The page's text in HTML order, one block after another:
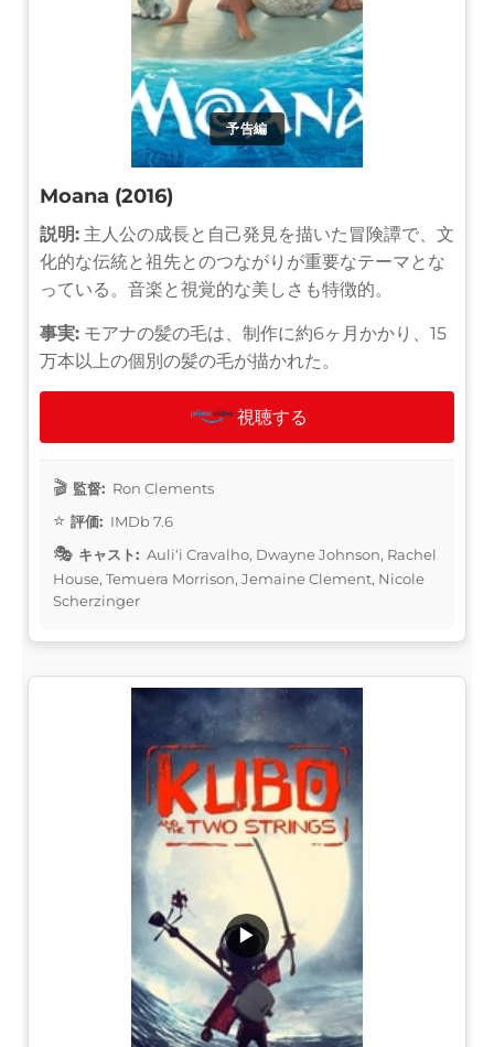
予告編
Moana (2016)
説明: 主人公の成長と自己発見を描いた冒険譚で、文
化的な伝統と祖先とのつながりが重要なテーマとな
っている。音楽と視覚的な美しさも特徴的。
事実: モアナの髪の毛は、制作に約6ヶ月かかり、15
万本以上の個別の髪の毛が描かれた。
視聴する
監督: Ron Clements
評価: IMDb 7.6
キャスト: Auliʻi Cravalho, Dwayne Johnson, Rachel
House, Temuera Morrison, Jemaine Clement, Nicole
Scherzinger
▶